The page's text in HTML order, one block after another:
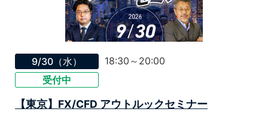
9/30（水）
18:30～20:00
受付中
【東京】FX/CFD アウトルックセミナー